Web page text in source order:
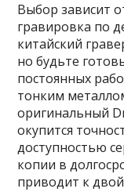
Выбор зависит
гравировка по
китайский
но будьте
постоянных
тонким
оригинальный
окупится
доступностью
копии в
приводит к